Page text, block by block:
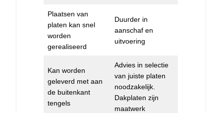
Plaatsen van
platen kan snel
worden
gerealiseerd
Duurder in
aanschaf en
uitvoering
Kan worden
geleverd met aan
de buitenkant
tengels
Advies in selectie
van juiste platen
noodzakelijk.
Dakplaten zijn
maatwerk